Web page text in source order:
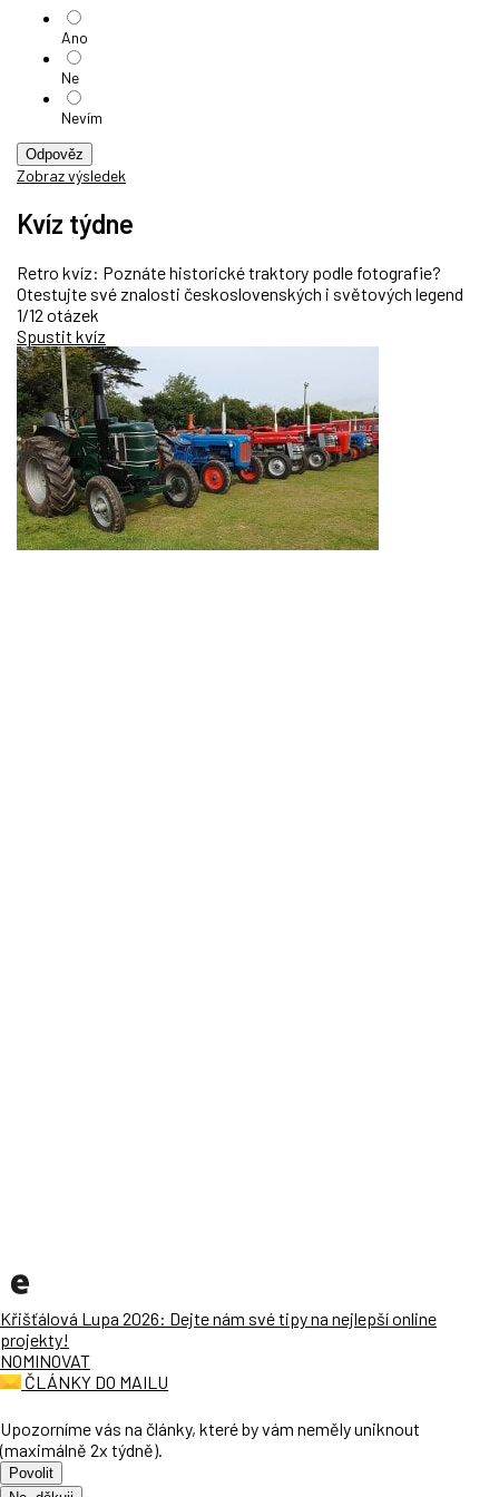
Ano
Ne
Nevím
Odpověz
Zobraz výsledek
Kvíz týdne
Retro kvíz: Poznáte historické traktory podle fotografie?
Otestujte své znalosti československých i světových legend
1/12 otázek
Spustit kvíz
Křišťálová Lupa 2026: Dejte nám své tipy na nejlepší online
projekty!
NOMINOVAT
ČLÁNKY DO MAILU
Upozorníme vás na články, které by vám neměly uniknout
(maximálně 2x týdně).
Povolit